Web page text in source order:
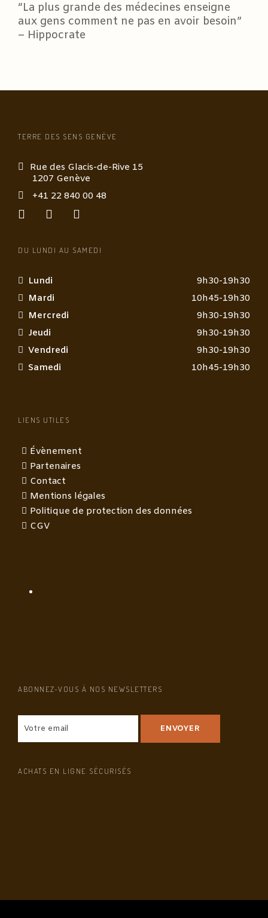
“La plus grande des médecines enseigne
aux gens comment ne pas en avoir besoin”
– Hippocrate
TERRE DES SENS GENÈVE
Rue des Glacis-de-Rive 15
1207 Genève
+41 22 840 00 48
DU LUNDI AU SAMEDI
Lundi
9h30-19h30
Mardi
10h45-19h30
Mercredi
9h30-19h30
Jeudi
9h30-19h30
Vendredi
9h30-19h30
Samedi
10h45-19h30
LIENS UTILES
Évènement
Partenaires
Contact
Mentions légales
Politique de protection des données
CGV
ABONNEZ-VOUS À NOS NEWSLETTERS
ACHATS EN LIGNE SÉCURISÉS